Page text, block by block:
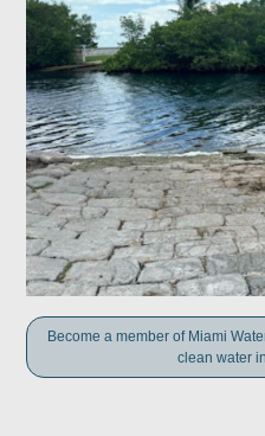
Become a member of Miami
clean water